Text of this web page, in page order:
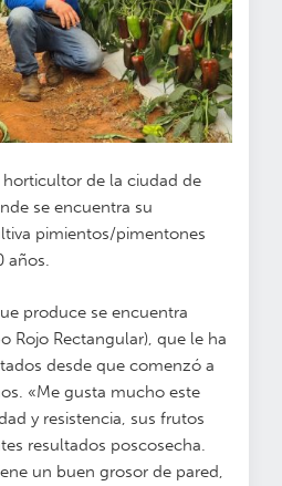
de la ciudad de
se encuentra su
pimientos/pimentones
años.
produce se encuentra
Rojo Rectangular), que le ha
desde que comenzó a
«Me gusta mucho este
y resistencia, sus frutos
resultados poscosecha.
un buen grosor de pared,